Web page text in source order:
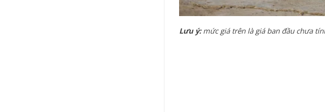
Lưu ý:mức giá trên là giá ban đầu chưa